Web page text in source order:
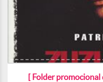
[ Folder promocional